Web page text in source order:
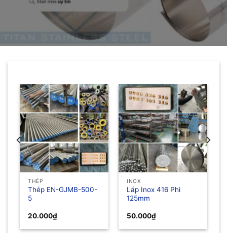
THÉP
Thép EN-GJMB-500-
5
20.000₫
INOX
Láp Inox 416 Phi
125mm
50.000₫